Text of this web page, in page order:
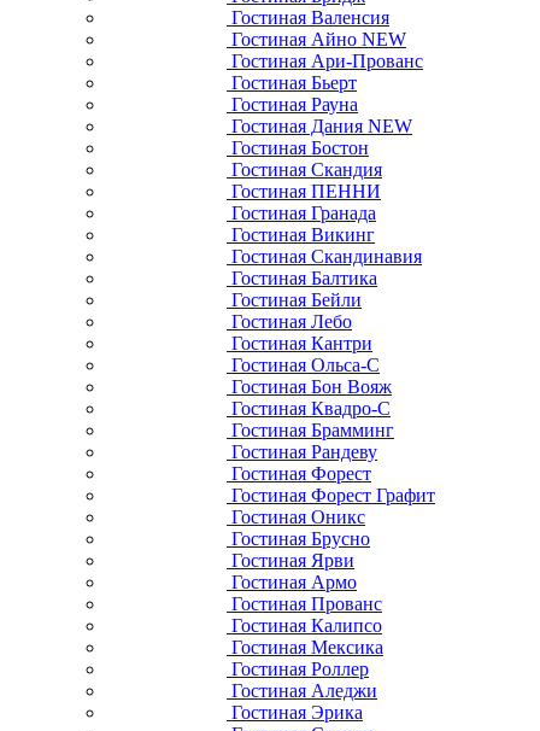
Гостиная Валенсия
Гостиная Айно NEW
Гостиная Ари-Прованс
Гостиная Бьерт
Гостиная Рауна
Гостиная Дания NEW
Гостиная Бостон
Гостиная Скандия
Гостиная ПЕННИ
Гостиная Гранада
Гостиная Викинг
Гостиная Скандинавия
Гостиная Балтика
Гостиная Бейли
Гостиная Лебо
Гостиная Кантри
Гостиная Ольса-С
Гостиная Бон Вояж
Гостиная Квадро-С
Гостиная Брамминг
Гостиная Рандеву
Гостиная Форест
Гостиная Форест Графит
Гостиная Оникс
Гостиная Брусно
Гостиная Ярви
Гостиная Армо
Гостиная Прованс
Гостиная Калипсо
Гостиная Мексика
Гостиная Роллер
Гостиная Аледжи
Гостиная Эрика